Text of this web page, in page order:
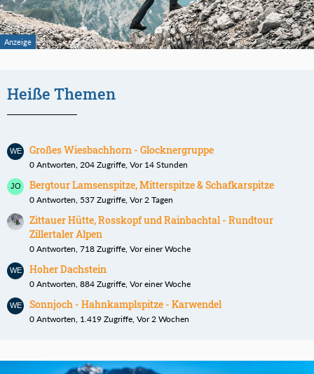
Heiße Themen
Großes Wiesbachhorn - Glocknergruppe
0 Antworten, 204 Zugriffe, Vor 14 Stunden
Bergtour Lamsenspitze, Mitterspitze & Schafkarspitze
0 Antworten, 537 Zugriffe, Vor 2 Tagen
Zittauer Hütte, Rosskopf und Rainbachtal - Rundtour
Zillertaler Alpen
0 Antworten, 718 Zugriffe, Vor einer Woche
Hoher Dachstein
0 Antworten, 884 Zugriffe, Vor einer Woche
Sonnjoch - Hahnkamplspitze - Karwendel
0 Antworten, 1.419 Zugriffe, Vor 2 Wochen